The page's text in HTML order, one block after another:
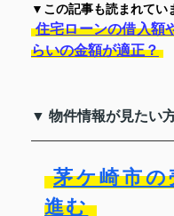
▼この記事も読まれてい
住宅ローンの借入額
らいの金額が適正？
▼ 物件情報が見たい
茅ケ崎市
進む